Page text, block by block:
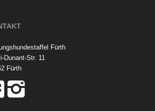
Fürth
Dunant-Str. 11
Fürth